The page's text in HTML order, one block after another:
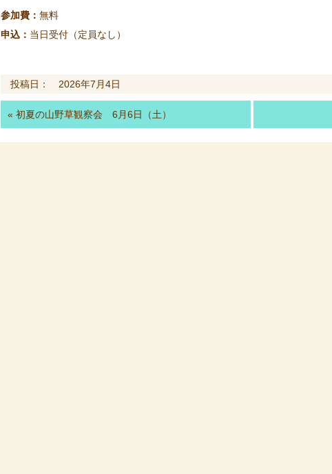
参加費： 無料
申込： 当日受付（定員なし）
投稿日： 2026年7月4日
« 初夏の山野草観察会 6月6日（土）